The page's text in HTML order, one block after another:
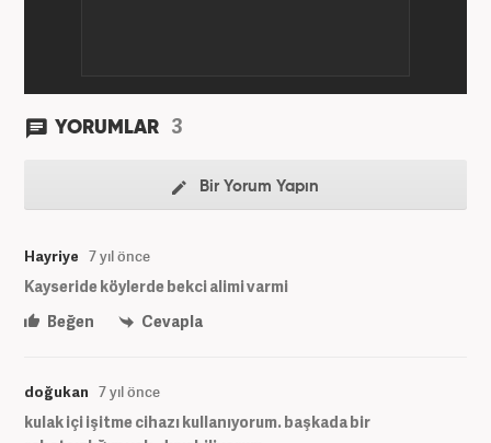
YORUMLAR 3
Bir Yorum Yapın
Hayriye 7 yıl önce
Kayseride köylerde bekci alimi varmi
Beğen
Cevapla
doğukan 7 yıl önce
kulak içi işitme cihazı kullanıyorum. başkada bir